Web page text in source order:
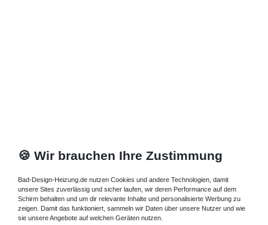
🍪 Wir brauchen Ihre Zustimmung
Bad-Design-Heizung.de nutzen Cookies und andere Technologien, damit
unsere Sites zuverlässig und sicher laufen, wir deren Performance auf dem
Schirm behalten und um dir relevante Inhalte und personalisierte Werbung zu
zeigen. Damit das funktioniert, sammeln wir Daten über unsere Nutzer und wie
sie unsere Angebote auf welchen Geräten nutzen.